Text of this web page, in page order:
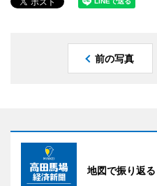
前の写真
地図で振り返る